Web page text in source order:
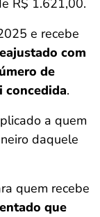
R$ 1.621,00.
e recebe
com
de
concedida.
a quem
daquele
quem recebe
que